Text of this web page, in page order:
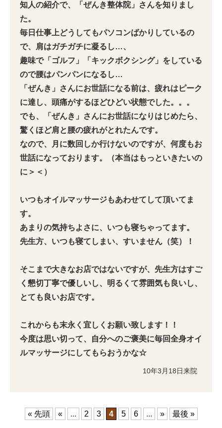
知人の紹介で、「ぜんき整体院」さんを知りまし
た。
毎日仕事上どうしてもパソコンばかりしているの
で、肩はガチガチに凝るし…、
趣味で「ゴルフ」「キックボクシング」をしている
ので腰はパンパンになるし…
「ぜんき」さんにお世話になる前は、疲れはピーク
に達し、頭痛がするほどひどい状態でした。。。
でも、「ぜんき」さんにお世話になりはじめたら、
驚くほど肩と腰の疲れがとれたんです。
なので、月に数回しか行けないのですが、何度もお
世話になっております。（本当はもっといきたいの
に＞＜）
いつもオイルマッサージもあわせてして頂いてま
す。
あまりの気持ちよさに、いつも寝ちゃってます。
先生方、いつも寝てしまい、すいません（笑）！
そこまで大きなお店ではないですが、先生方はすご
く懇切丁寧で優しいし、明るくて雰囲気も良いし、
とても良いお店です。
これからも末永く宜しくお願い致します！！
今度は思い切って、自分へのご褒美に毎回全身オイ
ルマッサージにしてもらおうかな☆
10年3月18日来院
« 先頭 « ... 2 3 4 5 6 ... » 最後 »